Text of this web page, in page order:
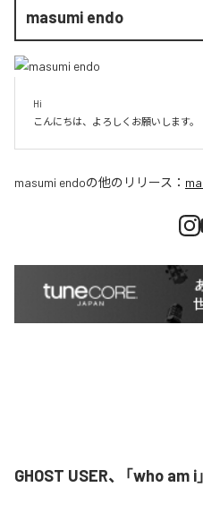
masumi endo
Hi
こんにちは、よろしくお願いします。
masumi endoの他のリリース：
GHOST USER、「who am